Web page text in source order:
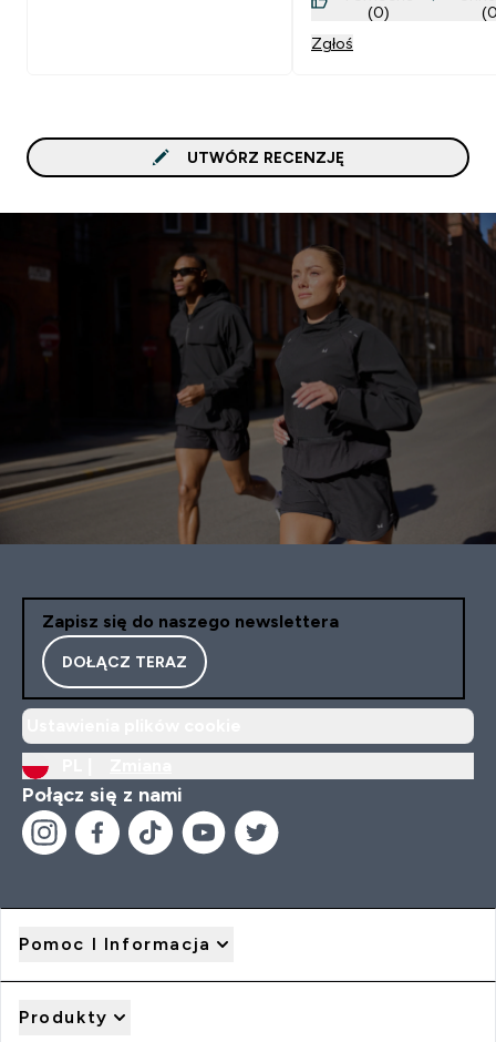
(0)
Zgłoś
UTWÓRZ RECENZJĘ
Zapisz się do naszego newslettera
DOŁĄCZ TERAZ
Połącz się z nami
Pomoc I Informacja
Produkty